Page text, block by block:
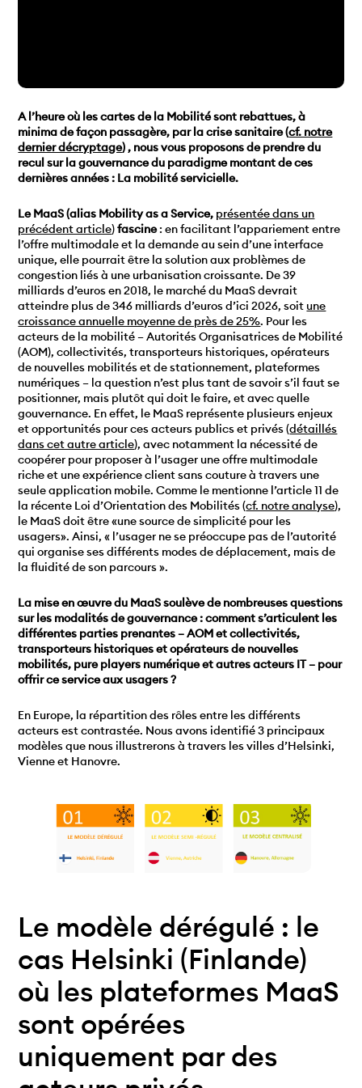
A l’heure où les cartes de la Mobilité sont rebattues, à
minima de façon passagère, par la crise sanitaire (cf. notre
dernier décryptage) , nous vous proposons de prendre du
recul sur la gouvernance du paradigme montant de ces
dernières années : La mobilité servicielle.
Le MaaS (alias Mobility as a Service, présentée dans un
précédent article)fascine: en facilitant l’appariement entre
l’offre multimodale et la demande au sein d’une interface
unique, elle pourrait être la solution aux problèmes de
congestion liés à une urbanisation croissante. De 39
milliards d’euros en 2018, le marché du MaaS devrait
atteindre plus de 346 milliards d’euros d’ici 2026, soit une
croissance annuelle moyenne de près de 25%. Pour les
acteurs de la mobilité – Autorités Organisatrices de Mobilité
(AOM), collectivités, transporteurs historiques, opérateurs
de nouvelles mobilités et de stationnement, plateformes
numériques – la question n’est plus tant de savoir s’il faut se
positionner, mais plutôt qui doit le faire, et avec quelle
gouvernance. En effet, le MaaS représente plusieurs enjeux
et opportunités pour ces acteurs publics et privés (détaillés
dans cet autre article), avec notamment la nécessité de
coopérer pour proposer à l’usager une offre multimodale
riche et une expérience client sans couture à travers une
seule application mobile. Comme le mentionne l’article 11 de
la récente Loi d’Orientation des Mobilités (cf. notre analyse),
le MaaS doit être «une source de simplicité pour les
usagers». Ainsi, « l’usager ne se préoccupe pas de l’autorité
qui organise ses différents modes de déplacement, mais de
la fluidité de son parcours ».
La mise en œuvre du MaaS soulève de nombreuses questions
sur les modalités de gouvernance : comment s’articulent les
différentes parties prenantes – AOM et collectivités,
transporteurs historiques et opérateurs de nouvelles
mobilités, pure players numérique et autres acteurs IT – pour
offrir ce service aux usagers ?
En Europe, la répartition des rôles entre les différents
acteurs est contrastée. Nous avons identifié 3 principaux
modèles que nous illustrerons à travers les villes d’Helsinki,
Vienne et Hanovre.
Le modèle dérégulé : le
cas Helsinki (Finlande)
où les plateformes MaaS
sont opérées
uniquement par des